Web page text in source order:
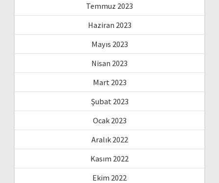
Temmuz 2023
Haziran 2023
Mayıs 2023
Nisan 2023
Mart 2023
Şubat 2023
Ocak 2023
Aralık 2022
Kasım 2022
Ekim 2022